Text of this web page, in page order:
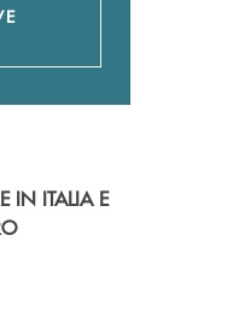
IN ITALIA E